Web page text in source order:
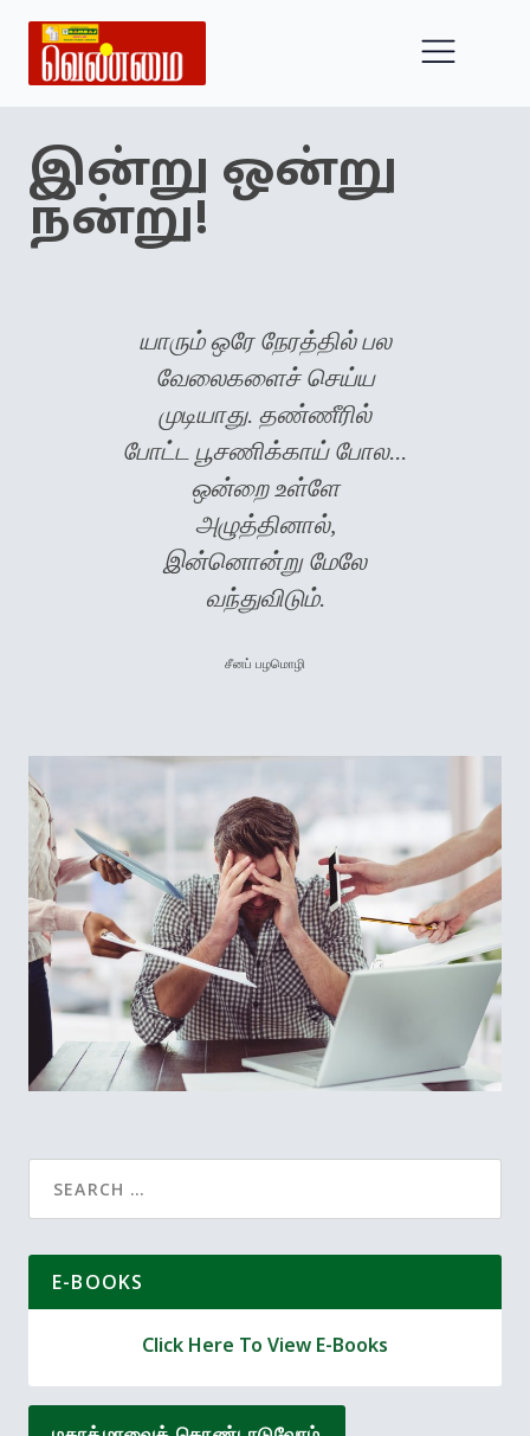
இன்று ஒன்று
நன்று!
யாரும் ஒரே நேரத்தில் பல
வேலைகளைச் செய்ய
முடியாது. தண்ணீரில்
போட்ட பூசணிக்காய் போல...
ஒன்றை உள்ளே
அழுத்தினால்,
இன்னொன்று மேலே
வந்துவிடும்.
சீனப் பழமொழி
for:
E-BOOKS
Click Here To View E-Books